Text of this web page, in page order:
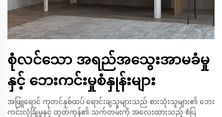
စုံလင်သော အရည်အသွေးအာမခံမှု
နှင့် ဘေးကင်းမှုစံနှုန်းများ
အဖြူရောင် ကုတင်နှစ်ထပ် ရောင်းချသူများသည် စားသုံးသူများ၏ ဘေး
ကင်းလုံခြုံမှုနှင့် ထုတ်ကုန်၏ သက်တမ်းကို အလေးထားသည့် စံပြ